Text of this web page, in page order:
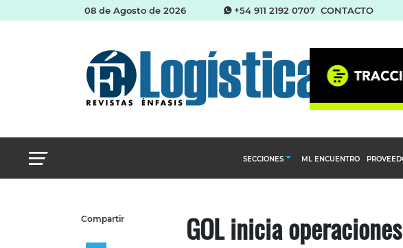
08 de Agosto de 2026 +54 911 2192 0707 CONTACTO
SECCIONES
Almacenes e inventarios
ML ENCUENTRO
Compartir GOL inicia